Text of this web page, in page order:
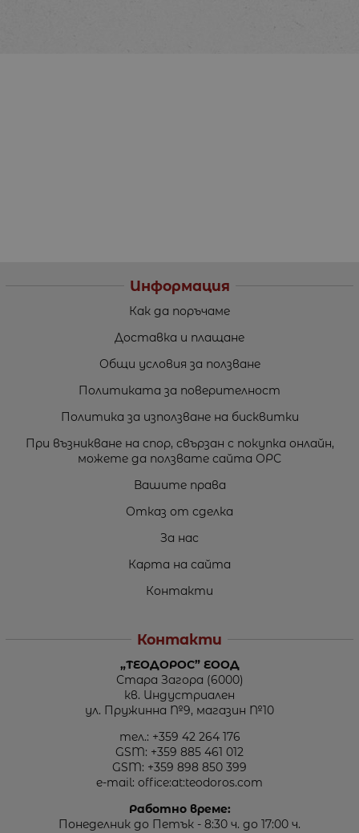
Информация
Как да поръчаме
Доставка и плащане
Общи условия за ползване
Политиката за поверителност
Политика за използване на бисквитки
При възникване на спор, свързан с покупка онлайн,
можете да ползвате сайта ОРС
Вашите права
Отказ от сделка
За нас
Карта на сайта
Контакти
Контакти
„ТЕОДОРОС” ЕООД
Стара Загора (6000)
кв. Индустриален
ул. Пружинна №9, магазин №10
тел.: +359 42 264 176
GSM: +359 885 461 012
GSM: +359 898 850 399
e-mail: office:at:teodoros.com
Работно време:
Понеделник до Петък - 8:30 ч. до 17:00 ч.